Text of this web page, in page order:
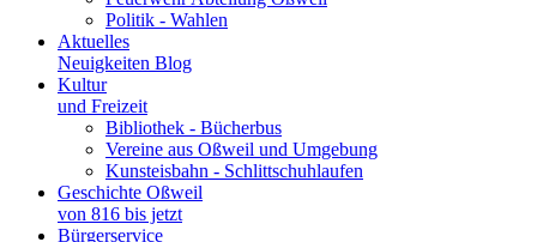
Politik - Wahlen
Aktuelles
Neuigkeiten Blog
Kultur
und Freizeit
Bibliothek - Bücherbus
Vereine aus Oßweil und Umgebung
Kunsteisbahn - Schlittschuhlaufen
Geschichte Oßweil
von 816 bis jetzt
Bürgerservice